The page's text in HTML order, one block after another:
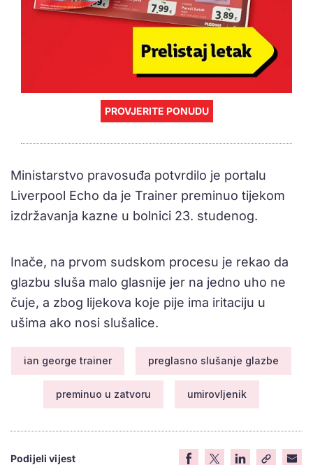
PROVJERITE PONUDU
Ministarstvo pravosuđa potvrdilo je portalu
Liverpool Echo da je Trainer preminuo tijekom
izdržavanja kazne u bolnici 23. studenog.
Inače, na prvom sudskom procesu je rekao da
glazbu sluša malo glasnije jer na jedno uho ne
čuje, a zbog lijekova koje pije ima iritaciju u
ušima ako nosi slušalice.
ian george trainer preglasno slušanje glazbe
preminuo u zatvoru umirovljenik
Podijeli vijest